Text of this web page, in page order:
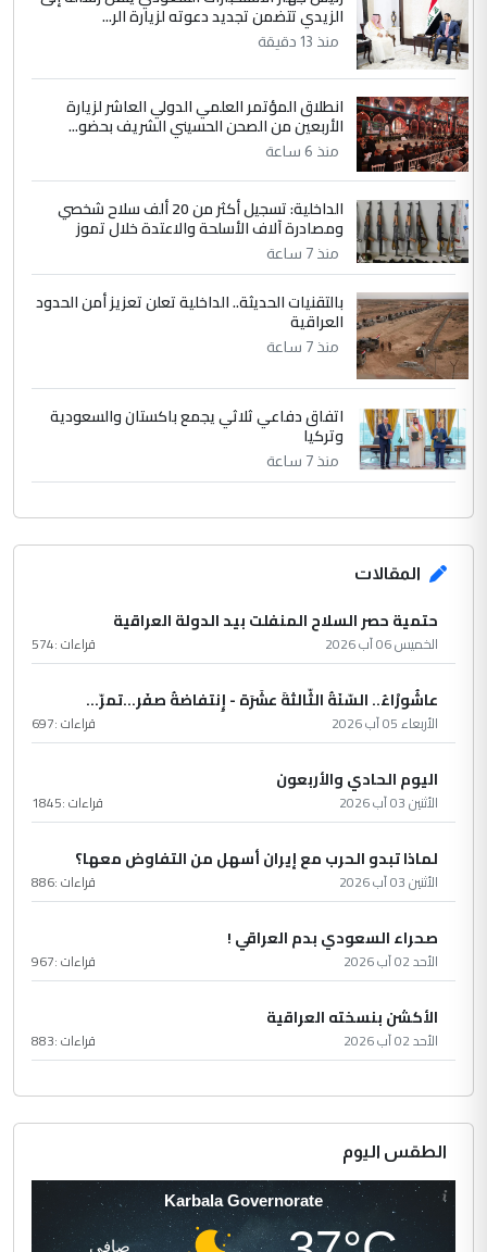
سردار
التعليق : واحد من عصابة علي ماما يسقط
جنسية الرافد الثالث للعراق ومن اصول عريقة
ابا فرات ...
الموضوع :
الجواهري يرد على صدام حسين سل
مضجعيك يابن الزنا (نص كامل)
الزيدي تتضمن تجديد دعوته لزيارة الر...
منذ 13 دقيقة
انطلاق المؤتمر العلمي الدولي العاشر لزيارة
الأربعين من الصحن الحسيني الشريف بحضو...
منذ 6 ساعة
الداخلية: تسجيل أكثر من 20 ألف سلاح شخصي
ومصادرة آلاف الأسلحة والاعتدة خلال تموز
منذ 7 ساعة
بالتقنيات الحديثة.. الداخلية تعلن تعزيز أمن الحدود
العراقية
منذ 7 ساعة
اتفاق دفاعي ثلاثي يجمع باكستان والسعودية
وتركيا
منذ 7 ساعة
المقالات
حتمية حصر السلاح المنفلت بيد الدولة العراقية
الخميس 06 آب 2026 قراءات :574
عاشُورْاءُ.. السّنَةُ الثّالثةَ عشَرَة - إِنتفاضةُ صفَر…تمرّ...
الأربعاء 05 آب 2026 قراءات :697
اليوم الحادي والأربعون
الأثنين 03 آب 2026 قراءات :1845
لماذا تبدو الحرب مع إيران أسهل من التفاوض معها؟
الأثنين 03 آب 2026 قراءات :886
صحراء السعودي بدم العراقي !
الأحد 02 آب 2026 قراءات :967
الأكشن بنسخته العراقية
الأحد 02 آب 2026 قراءات :883
الطقس اليوم
Karbala Governorate
صافي